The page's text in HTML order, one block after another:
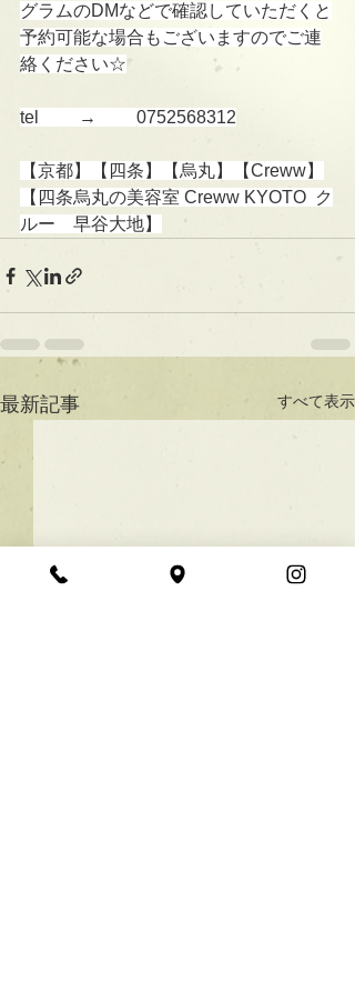
グラムのDMなどで確認していただくと
予約可能な場合もございますのでご連
絡ください☆
tel 　　→　　 0752568312
【京都】【四条】【烏丸】【Creww】
【四条烏丸の美容室 Creww KYOTO  ク
ルー　早谷大地】
最新記事 すべて表示